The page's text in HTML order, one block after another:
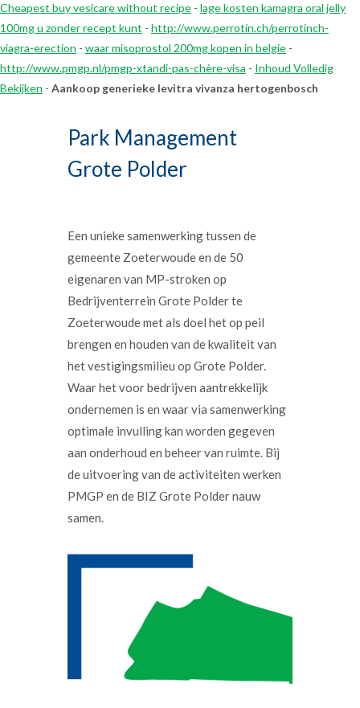
Cheapest buy vesicare without recipe - lage kosten kamagra oral jelly
100mg u zonder recept kunt - http://www.perrotin.ch/perrotinch-
viagra-erection - waar misoprostol 200mg kopen in belgie -
http://www.pmgp.nl/pmgp-xtandi-pas-chère-visa - Inhoud Volledig
Bekijken - Aankoop generieke levitra vivanza hertogenbosch
Park Management
Grote Polder
Een unieke samenwerking tussen de
gemeente Zoeterwoude en de 50
eigenaren van MP-stroken op
Bedrijventerrein Grote Polder te
Zoeterwoude met als doel het op peil
brengen en houden van de kwaliteit van
het vestigingsmilieu op Grote Polder.
Waar het voor bedrijven aantrekkelijk
ondernemen is en waar via samenwerking
optimale invulling kan worden gegeven
aan onderhoud en beheer van ruimte. Bij
de uitvoering van de activiteiten werken
PMGP en de BIZ Grote Polder nauw
samen.